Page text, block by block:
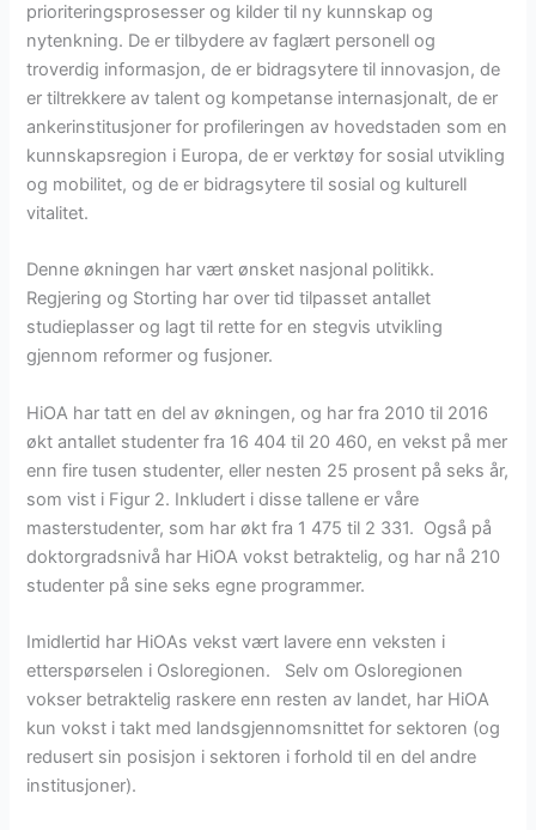
prioriteringsprosesser og kilder til ny kunnskap og
nytenkning. De er tilbydere av faglært personell og
troverdig informasjon, de er bidragsytere til innovasjon, de
er tiltrekkere av talent og kompetanse internasjonalt, de er
ankerinstitusjoner for profileringen av hovedstaden som en
kunnskapsregion i Europa, de er verktøy for sosial utvikling
og mobilitet, og de er bidragsytere til sosial og kulturell
vitalitet.
Denne økningen har vært ønsket nasjonal politikk.
Regjering og Storting har over tid tilpasset antallet
studieplasser og lagt til rette for en stegvis utvikling
gjennom reformer og fusjoner.
HiOA har tatt en del av økningen, og har fra 2010 til 2016
økt antallet studenter fra 16 404 til 20 460, en vekst på mer
enn fire tusen studenter, eller nesten 25 prosent på seks år,
som vist i Figur 2. Inkludert i disse tallene er våre
masterstudenter, som har økt fra 1 475 til 2 331. Også på
doktorgradsnivå har HiOA vokst betraktelig, og har nå 210
studenter på sine seks egne programmer.
Imidlertid har HiOAs vekst vært lavere enn veksten i
etterspørselen i Osloregionen. Selv om Osloregionen
vokser betraktelig raskere enn resten av landet, har HiOA
kun vokst i takt med landsgjennomsnittet for sektoren (og
redusert sin posisjon i sektoren i forhold til en del andre
institusjoner).